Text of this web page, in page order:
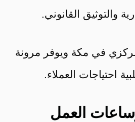
والتوثيق القانوني.
في مكة ويوفر مرونة
احتياجات العملاء.
العمل